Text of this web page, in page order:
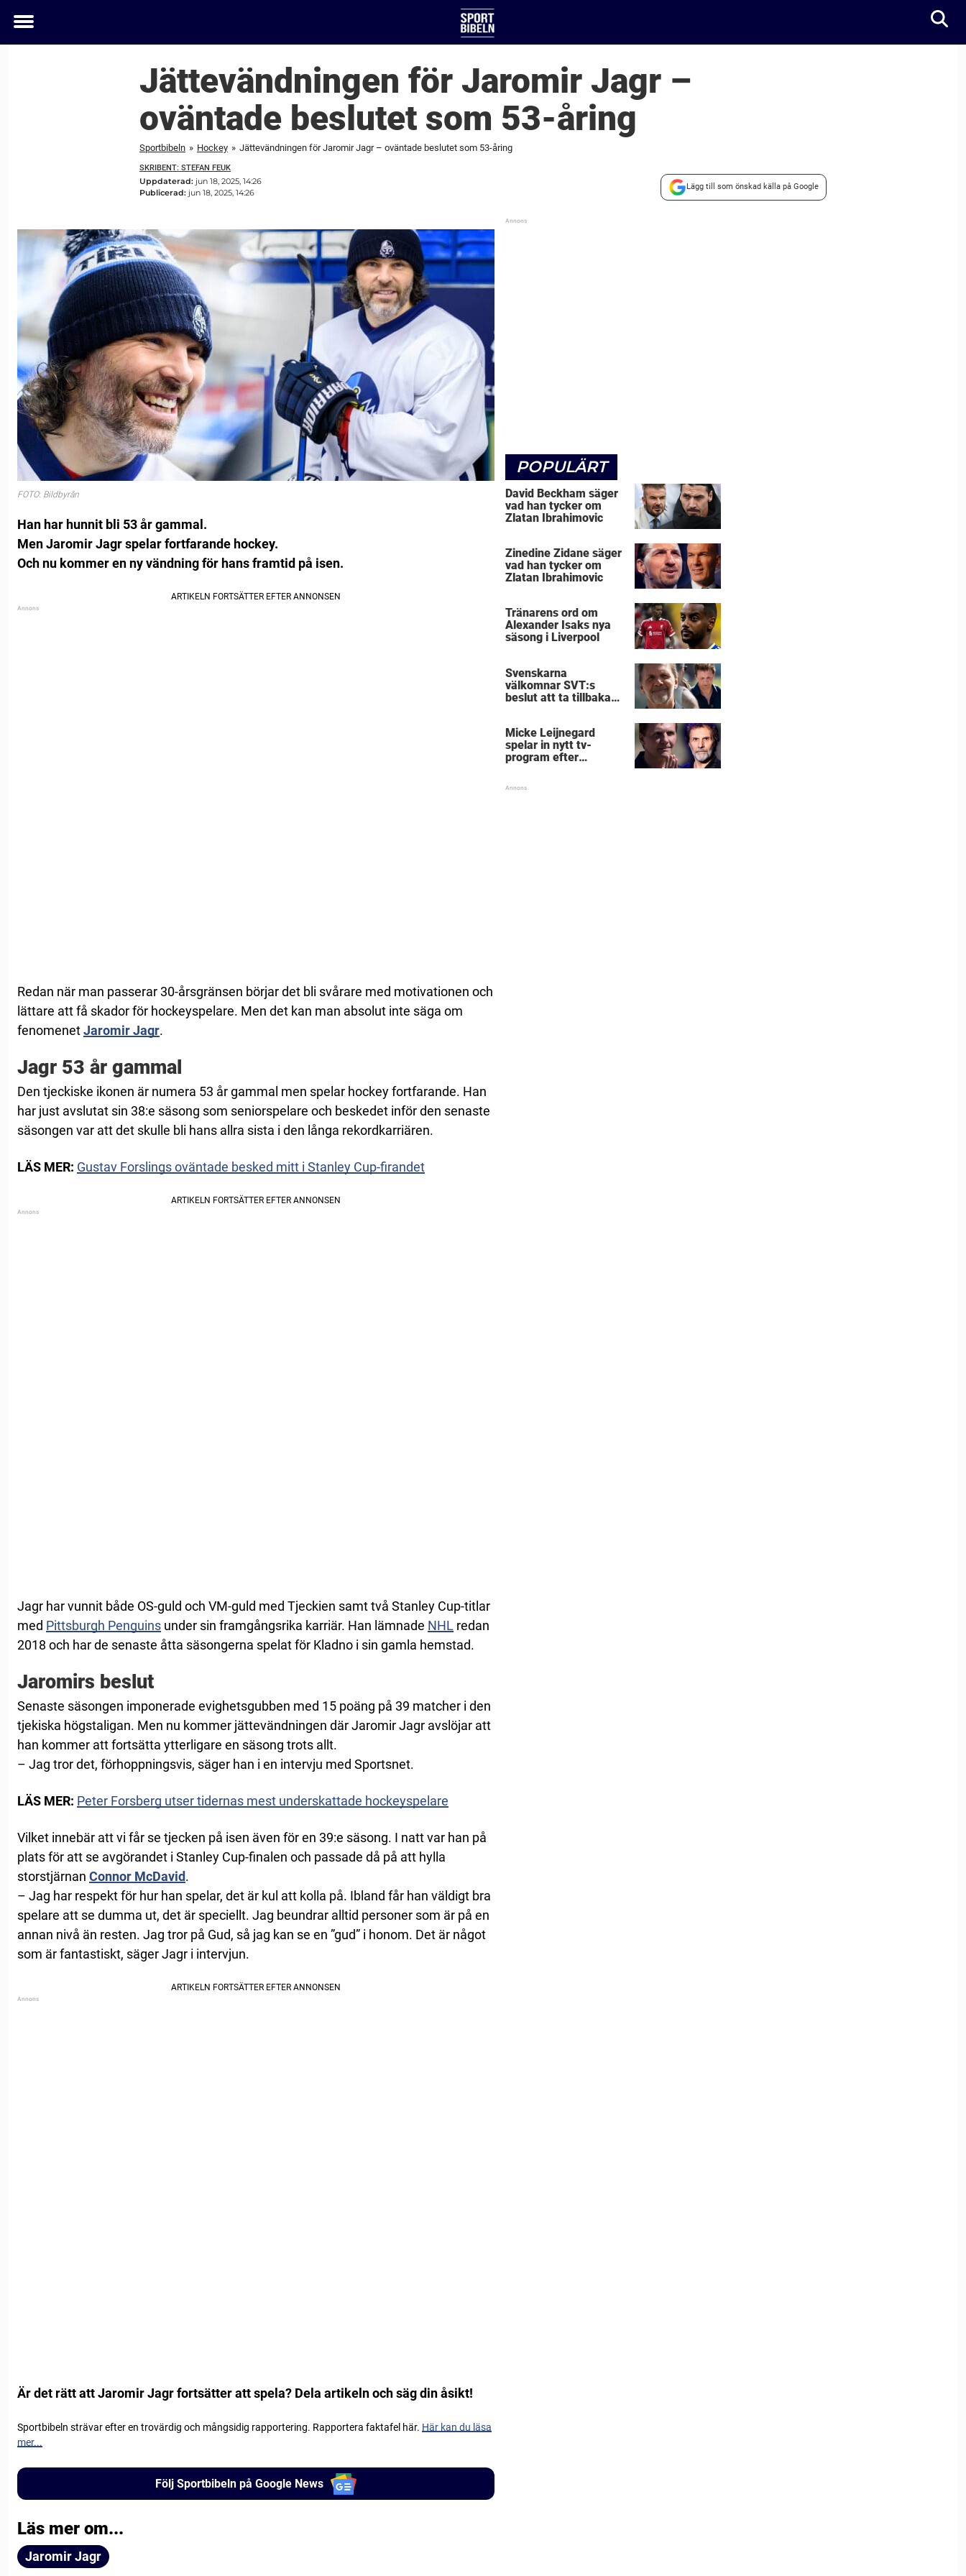
Toggle
Jättevändningen för Jaromir Jagr –
oväntade beslutet som 53-åring
Sportbibeln » Hockey » Jättevändningen för Jaromir Jagr – oväntade beslutet som 53-åring
SKRIBENT: STEFAN FEUK
Uppdaterad: jun 18, 2025, 14:26
Publicerad: jun 18, 2025, 14:26
Lägg till som önskad källa på Google
FOTO: Bildbyrån
Han har hunnit bli 53 år gammal.
Men Jaromir Jagr spelar fortfarande hockey.
Och nu kommer en ny vändning för hans framtid på isen.
Redan när man passerar 30-årsgränsen börjar det bli svårare med motivationen och
lättare att få skador för hockeyspelare. Men det kan man absolut inte säga om
fenomenetJaromir Jagr.
Jagr 53 år gammal
Den tjeckiske ikonen är numera 53 år gammal men spelar hockey fortfarande. Han
har just avslutat sin 38:e säsong som seniorspelare och beskedet inför den senaste
säsongen var att det skulle bli hans allra sista i den långa rekordkarriären.
LÄS MER: Gustav Forslings oväntade besked mitt i Stanley Cup-firandet
Jagr har vunnit både OS-guld och VM-guld med Tjeckien samt två Stanley Cup-titlar
med Pittsburgh Penguins under sin framgångsrika karriär. Han lämnade NHL redan
2018 och har de senaste åtta säsongerna spelat för Kladno i sin gamla hemstad.
Jaromirs beslut
Senaste säsongen imponerade evighetsgubben med 15 poäng på 39 matcher i den
tjekiska högstaligan. Men nu kommer jättevändningen där Jaromir Jagr avslöjar att
han kommer att fortsätta ytterligare en säsong trots allt.
– Jag tror det, förhoppningsvis, säger han i en intervju med Sportsnet.
LÄS MER: Peter Forsberg utser tidernas mest underskattade hockeyspelare
Vilket innebär att vi får se tjecken på isen även för en 39:e säsong. I natt var han på
plats för att se avgörandet i Stanley Cup-finalen och passade då på att hylla
storstjärnan Connor McDavid.
– Jag har respekt för hur han spelar, det är kul att kolla på. Ibland får han väldigt bra
spelare att se dumma ut, det är speciellt. Jag beundrar alltid personer som är på en
annan nivå än resten. Jag tror på Gud, så jag kan se en ”gud” i honom. Det är något
som är fantastiskt, säger Jagr i intervjun.
Är det rätt att Jaromir Jagr fortsätter att spela? Dela artikeln och säg din åsikt!
Sportbibeln strävar efter en trovärdig och mångsidig rapportering. Rapportera faktafel här. Här kan du läsa
mer...
Följ Sportbibeln på Google News
POPULÄRT
David Beckham säger
vad han tycker om
Zlatan Ibrahimovic
Zinedine Zidane säger
vad han tycker om
Zlatan Ibrahimovic
Tränarens ord om
Alexander Isaks nya
säsong i Liverpool
Svenskarna
välkomnar SVT:s
beslut att ta tillbaka
Micke Leijnegard
spelar in nytt tv-
program efter
Läs mer om...
Jaromir Jagr